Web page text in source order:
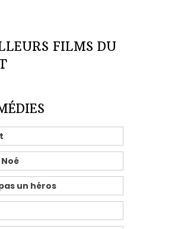
FILMS DU
un héros